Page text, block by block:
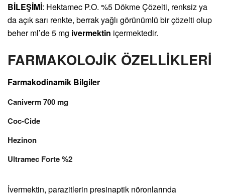
BİLEŞİMİ: Hektamec P.O. %5 Dökme Çözelti, renksiz ya
da açık sarı renkte, berrak yağlı görünümlü bir çözelti olup
beher ml’de 5 mg ivermektin içermektedir.
FARMAKOLOJİK ÖZELLİKLERİ
Farmakodinamik Bilgiler
Caniverm 700 mg
Coc-Cide
Hezinon
Ultramec Forte %2
İvermektin, parazitlerin presinaptik nöronlarında